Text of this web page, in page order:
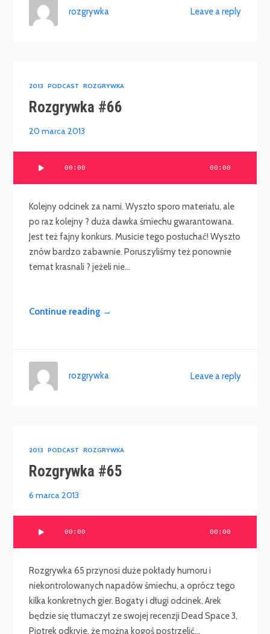
Leave a reply
rozgrywka
2013 PODCAST ROZGRYWKA
Rozgrywka #66
20 marca 2013
00:00 00:00
Kolejny odcinek za nami. Wyszło sporo materiału, ale
po raz kolejny ? duża dawka śmiechu gwarantowana.
Jest też fajny konkurs. Musicie tego posłuchać! Wyszło
znów bardzo zabawnie. Poruszyliśmy też ponownie
temat krasnali ? jeżeli nie...
Continue reading →
Leave a reply
rozgrywka
2013 PODCAST ROZGRYWKA
Rozgrywka #65
6 marca 2013
00:00 00:00
Rozgrywka 65 przynosi duże pokłady humoru i
niekontrolowanych napadów śmiechu, a oprócz tego
kilka konkretnych gier. Bogaty i długi odcinek. Arek
będzie się tłumaczył ze swojej recenzji Dead Space 3,
Piotrek odkryje, że można kogoś postrzelić...